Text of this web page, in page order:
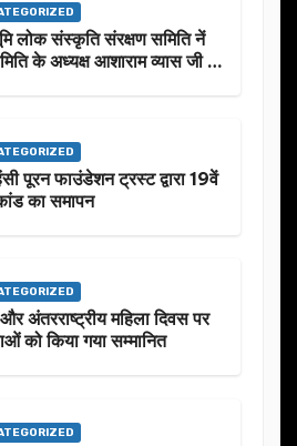
लोक संस्कृति संरक्षण समिति नें
के अध्यक्ष आशाराम व्यास जी के
पूरन फाउंडेशन ट्रस्ट द्वारा 19वें
का समापन
अंतरराष्ट्रीय महिला दिवस पर
को किया गया सम्मानित